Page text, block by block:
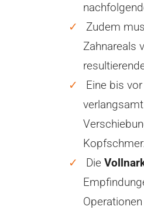
Zudem
Zahnareals
Eine bis
Die